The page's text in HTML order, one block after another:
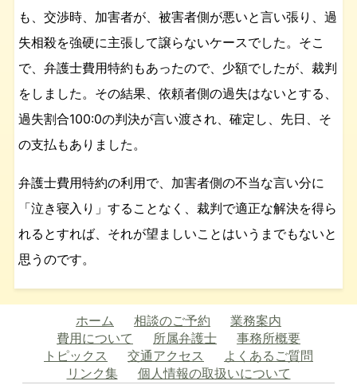
も、交渉時、加害者が、被害者側が悪いと言い張り、過
失相殺を強硬に主張して譲らないケースでした。そこ
で、弁護士費用特約もあったので、少額でしたが、裁判
をしました。その結果、依頼者側の過失はないとする、
過失割合100:0の判決が言い渡され、確定し、先日、そ
の支払もありました。
弁護士費用特約の利用で、加害者側の不当な言い分に
「泣き寝入り」することなく、裁判で適正な解決を得ら
れるとすれば、それが望ましいことはいうまでもないと
思うのです。
ホーム 相談のご予約
業務案内
費用について
所属弁護士
事務所概要
トピックス
交通アクセス
よくあるご質問
リンク集
個人情報の取扱いについて